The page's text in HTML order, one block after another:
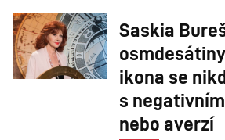
Saskia
ikona se
s
nebo averzí